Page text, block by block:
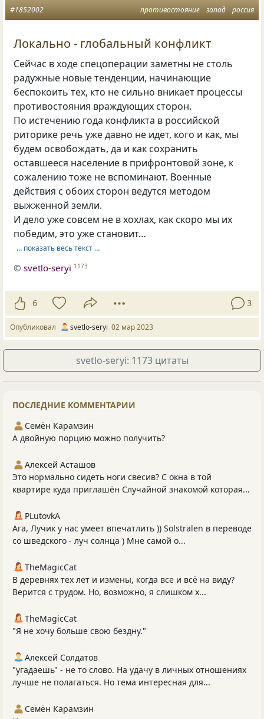
противостояние запад россия
#1852002
Локально - глобальный конфликт
Сейчас в ходе спецоперации заметны не столь
радужные новые тенденции, начинающие
беспокоить тех, кто не сильно вникает процессы
противостояния враждующих сторон.
По истечению года конфликта в российской
риторике речь уже давно не идет, кого и как, мы
будем освобождать, да и как сохранить
оставшееся население в прифронтовой зоне, к
сожалению тоже не вспоминают. Военные
действия с обоих сторон ведутся методом
выжженной земли.
И дело уже совсем не в хохлах, как скоро мы их
победим, это уже становит…
… показать весь текст …
©svetlo-seryi 1173
6 3
Опубликовал svetlo-seryi 02 мар 2023
svetlo-seryi: 1173 цитаты
ПОСЛЕДНИЕ КОММЕНТАРИИ
Семён Карамзин
А двойную порцию можно получить?
Алексей Асташов
Это нормально сидеть ноги свесив? С окна в той
квартире куда приглашён Случайной знакомой которая...
PLutоvkА
Ага, Лучик у нас умеет впечатлить )) Solstralen в переводе
со шведского - луч солнца ) Мне самой о...
TheMagicCat
В деревнях тех лет и измены, когда все и всё на виду?
Верится с трудом. Но, возможно, я слишком х...
TheMagicCat
"Я не хочу больше свою бездну."
Алексей Солдатов
"угадаешь" - не то слово. На удачу в личных отношениях
лучше не полагаться. Но тема интересная для...
Семён Карамзин